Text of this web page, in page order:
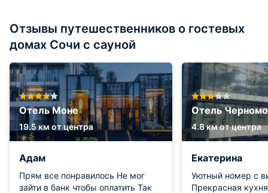
Отзывы путешественников о гостевых
домах Сочи с сауной
Отель Моне
19.5 км от центра
Адам
Прям все понравилось Не мог
зайти в банк чтобы оплатить Так
Отель
4.8 км от центра
Екатерина
Уютный номер с
Прекрасная